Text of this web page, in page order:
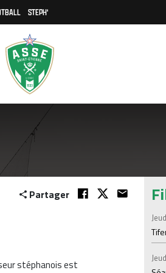
STEPH'
Partager
stéphanois est